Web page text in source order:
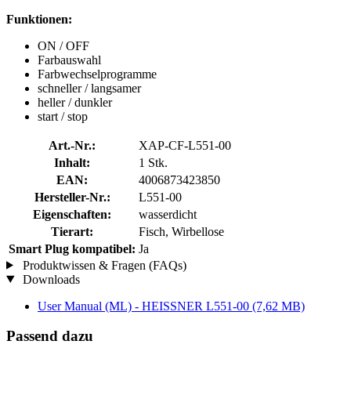
Funktionen:
ON / OFF
Farbauswahl
Farbwechselprogramme
schneller / langsamer
heller / dunkler
start / stop
Art.-Nr.:
XAP-CF-L551-00
Inhalt:
1 Stk.
EAN:
4006873423850
Hersteller-Nr.:
L551-00
Eigenschaften:
wasserdicht
Tierart:
Fisch, Wirbellose
Smart Plug kompatibel: Ja
Produktwissen & Fragen (FAQs)
Downloads
User Manual (ML) - HEISSNER L551-00 (7,62 MB)
Passend dazu